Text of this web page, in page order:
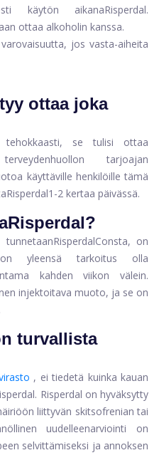
käytön aikanaRisperdal.
ottaa alkoholin kanssa.
jos vasta-aiheita
ottaa joka
tehokkaasti, se tulisi ottaa
tarjoajan
käyttäville henkilöille tämä
Risperdal1-2 kertaa päivässä.
Risperdal?
tunnetaanRisperdalConsta, on
yleensä tarkoitus olla
kahden viikon välein.
injektoitava muoto, ja se on
turvallista
, ei tiedetä kuinka kauan
. Risperdal on hyväksytty
liittyvän skitsofrenian tai
uudelleenarviointi on
selvittämiseksi ja annoksen